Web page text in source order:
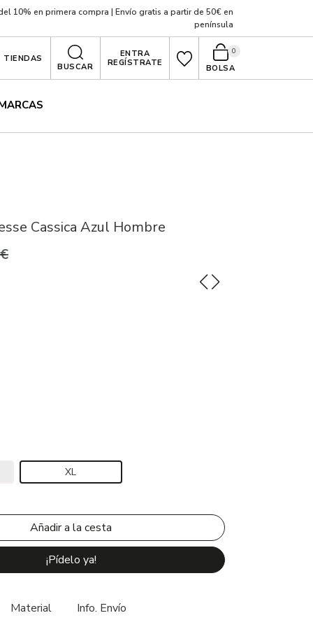
10% en primera compra | Envío gratis a partir de 50€ en
península
TIENDAS
BUSCAR
ENTRA
REGÍSTRATE
BOLSA
0
Cassica Azul Hombre
XL
¡Pídelo ya!
Material Info. Envío